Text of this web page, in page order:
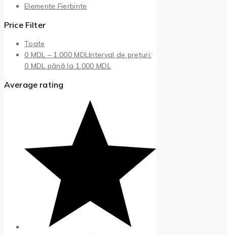
Elemente Fierbinte
Price Filter
Toate
0 MDL – 1.000MDLInterval de prețuri:
0 MDL până la 1.000 MDL
Average rating